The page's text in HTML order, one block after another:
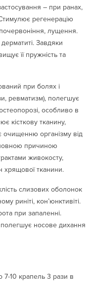
– при ранах,
регенерацію
лущення.
Завдяки
її пружність та
при болях і
ревматизм), полегшує
особливо в
кісткову тканину,
організму від
причиною
живокосту,
хрящової тканини.
слизових оболонок
риніті, кон’юнктивіті.
при запаленні.
носове дихання
7-10 крапель 3 рази в